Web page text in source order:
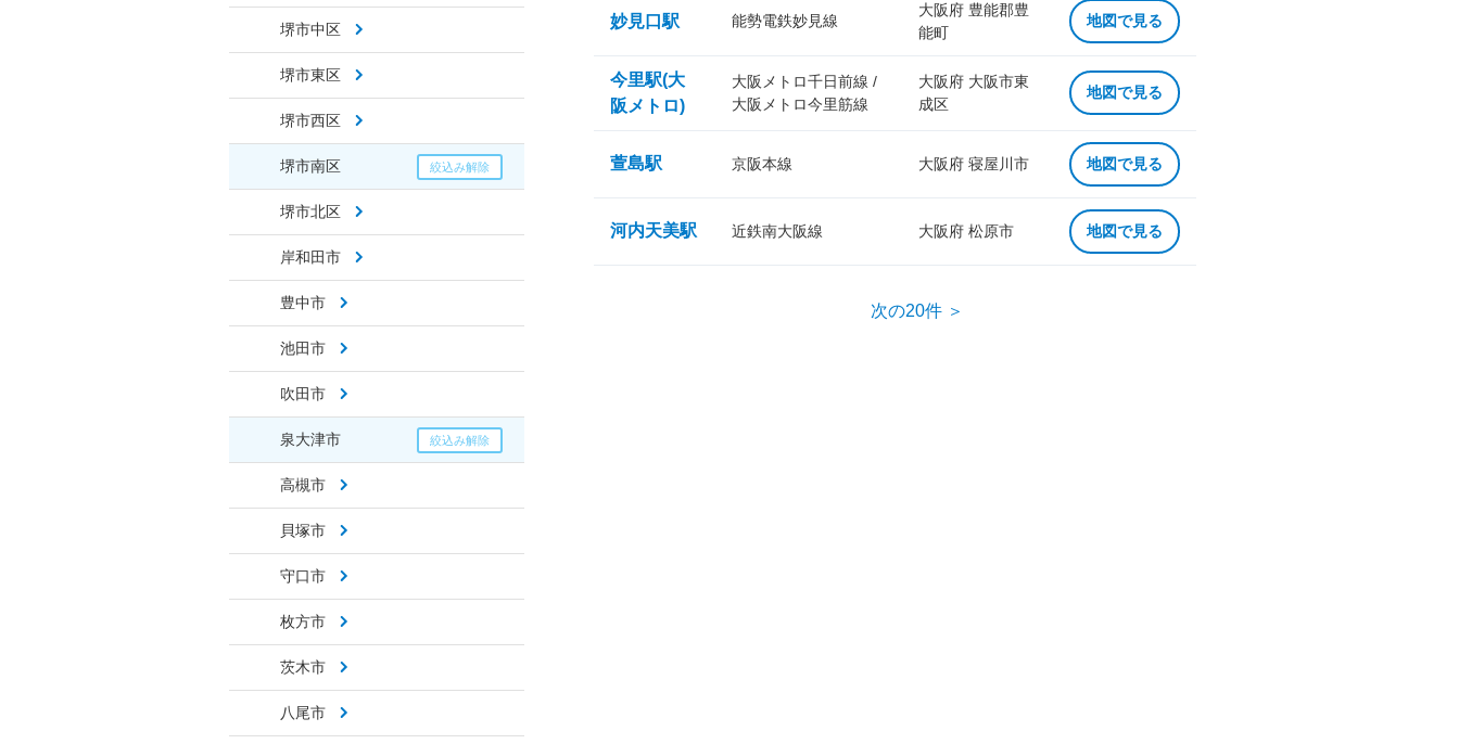
堺市中区
堺市東区
堺市西区
堺市南区
堺市北区
岸和田市
豊中市
池田市
吹田市
泉大津市
高槻市
貝塚市
守口市
枚方市
茨木市
八尾市
妙見口駅 能勢電鉄妙見線
大阪府 豊能郡豊
能町
地図で見る
今里駅(大
阪メトロ)
大阪メトロ千日前線 /
大阪メトロ今里筋線
大阪府 大阪市東
成区
地図で見る
萱島駅 京阪本線 大阪府 寝屋川市 地図で見る
河内天美駅 近鉄南大阪線 大阪府 松原市 地図で見る
次の20件 ＞